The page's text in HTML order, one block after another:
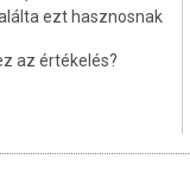
1 adagban (1
ezt hasznosnak
az értékelés?